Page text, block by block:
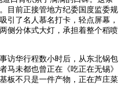
目前正接管地方纪委国度监委规
引了名人慕名打卡，轻点屏幕，
侧分体式大灯，承担着整个稻喷
华行程数小时后，从东北锅包
马未都也曾正在《吃正在无锡》
板不只是一件产物，正在芦庄菜